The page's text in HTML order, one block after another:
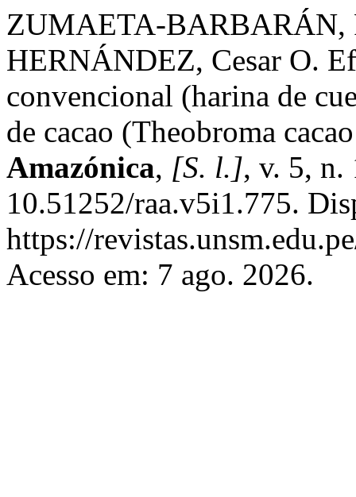
ZUMAETA-BARBARÁN,
HERNÁNDEZ, Cesar O.
convencional (harina de
de cacao (Theobroma
Amazónica, [S. l.], v. 5, n.
10.51252/raa.v5i1.775.
https://
Acesso em: 7 ago. 2026.